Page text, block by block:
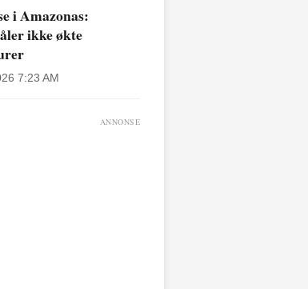
i Amazonas:
ikke økte
7:23 AM
ANNONSE